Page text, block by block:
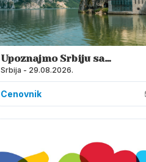
Upoznajmo Srbiju sa
Dunava
Srbija - 29.08.2026.
Cenovnik